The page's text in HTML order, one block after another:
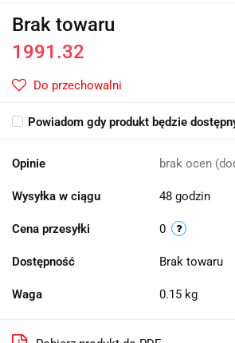
Brak towaru
1991.32
Do przechowalni
Powiadom gdy produkt będzie
Opinie brak ocen
Wysyłka w ciągu 48 godzin
Cena przesyłki 0
Dostępność Brak towaru
Waga 0.15 kg